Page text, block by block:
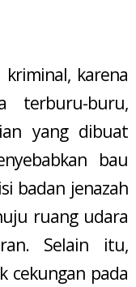
karena
terburu-buru,
yang dibuat
bau
badan jenazah
ruang udara
Selain itu,
cekungan pada